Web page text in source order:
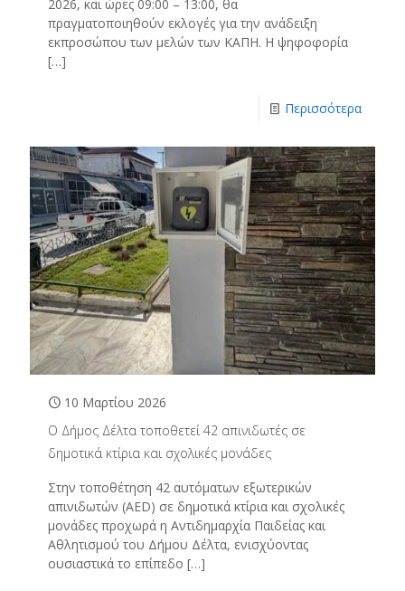
2026, και ώρες 09:00 – 13:00, θα
πραγματοποιηθούν εκλογές για την ανάδειξη
εκπροσώπου των μελών των ΚΑΠΗ. Η ψηφοφορία
[…]
Περισσότερα
10 Μαρτίου 2026
Ο Δήμος Δέλτα τοποθετεί 42 απινιδωτές σε
δημοτικά κτίρια και σχολικές μονάδες
Στην τοποθέτηση 42 αυτόματων εξωτερικών
απινιδωτών (AED) σε δημοτικά κτίρια και σχολικές
μονάδες προχωρά η Αντιδημαρχία Παιδείας και
Αθλητισμού του Δήμου Δέλτα, ενισχύοντας
ουσιαστικά το επίπεδο […]